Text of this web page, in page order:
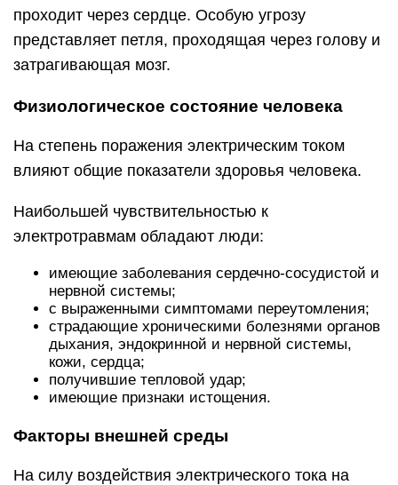
проходит через сердце. Особую угрозу
представляет петля, проходящая через голову и
затрагивающая мозг.
Физиологическое состояние человека
На степень поражения электрическим током
влияют общие показатели здоровья человека.
Наибольшей чувствительностью к
электротравмам обладают люди:
имеющие заболевания сердечно-сосудистой и
нервной системы;
с выраженными симптомами переутомления;
страдающие хроническими болезнями органов
дыхания, эндокринной и нервной системы,
кожи, сердца;
получившие тепловой удар;
имеющие признаки истощения.
Факторы внешней среды
На силу воздействия электрического тока на